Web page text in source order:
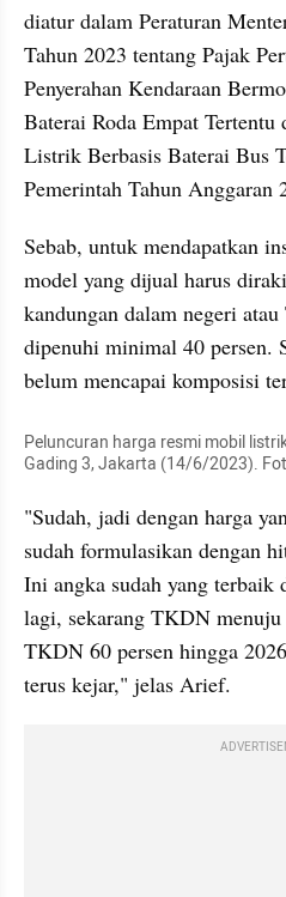
diatur dalam Peraturan
Tahun 2023 tentang Pajak
Penyerahan Kendaraan
Baterai Roda Empat
Listrik Berbasis Baterai Bus
Pemerintah Tahun Anggaran
Sebab, untuk mendapatkan
model yang dijual harus
kandungan dalam negeri
dipenuhi minimal 40 persen.
belum mencapai komposisi
Peluncuran harga resmi mobil
Gading 3, Jakarta (14/6/2023).
"Sudah, jadi dengan harga
sudah formulasikan dengan
Ini angka sudah yang terbaik
lagi, sekarang TKDN
TKDN 60 persen hingga
terus kejar," jelas Arief.